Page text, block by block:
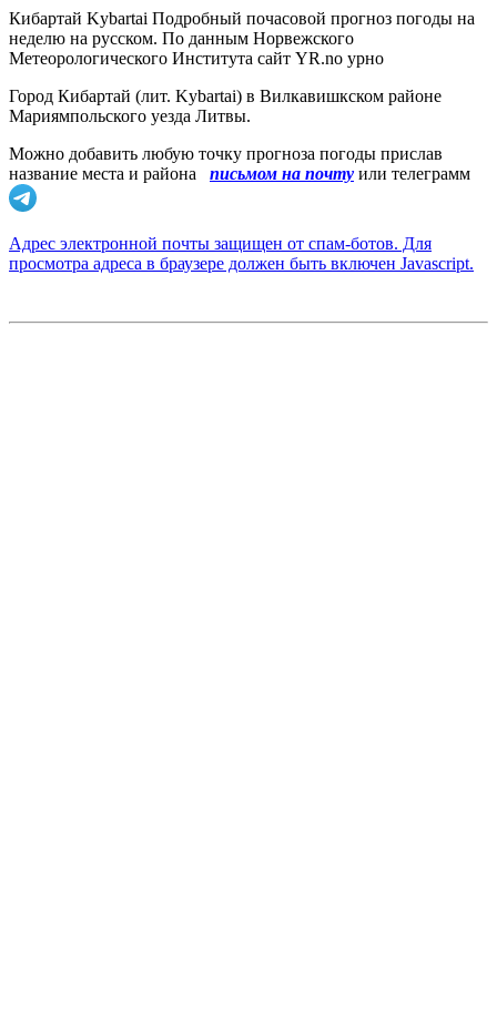
Кибартай Kybartai Подробный почасовой прогноз погоды на
неделю на русском. По данным Норвежского
Метеорологического Института сайт YR.no урно
Город Кибартай (лит. Kybartai) в Вилкавишкском районе
Мариямпольского уезда Литвы.
Можно добавить любую точку прогноза погоды прислав
название места и района
письмом на почту или телеграмм
Адрес электронной почты защищен от спам-ботов. Для
просмотра адреса в браузере должен быть включен Javascript.